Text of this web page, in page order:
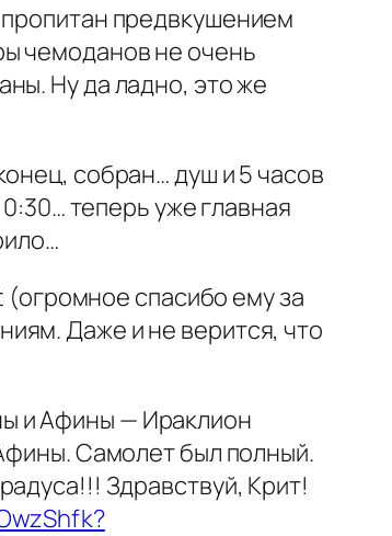
предвкушением
чемоданов не очень
Ну да ладно, это же
собран… душ и 5 часов
теперь уже главная
(огромное спасибо ему за
Даже и не верится, что
и Афины — Ираклион
Самолет был полный.
Здравствуй, Крит!